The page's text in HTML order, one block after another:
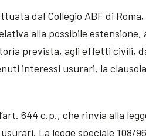
dal Collegio ABF di Roma,
alla possibile estensione,
prevista, agli effetti civili,
interessi usurari, la
644 c.p., che rinvia alla
La legge speciale 108/